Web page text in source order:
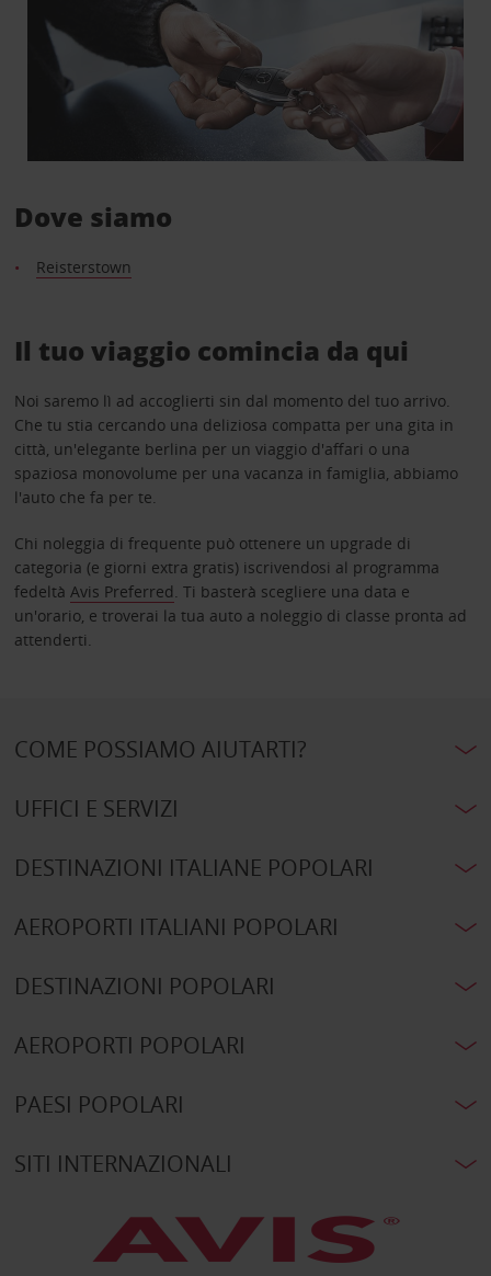
Dove siamo
Reisterstown
Il tuo viaggio comincia da qui
Noi saremo lì ad accoglierti sin dal momento del tuo arrivo.
Che tu stia cercando una deliziosa compatta per una gita in
città, un'elegante berlina per un viaggio d'affari o una
spaziosa monovolume per una vacanza in famiglia, abbiamo
l'auto che fa per te.
Chi noleggia di frequente può ottenere un upgrade di
categoria (e giorni extra gratis) iscrivendosi al programma
fedeltà Avis Preferred. Ti basterà scegliere una data e
un'orario, e troverai la tua auto a noleggio di classe pronta ad
attenderti.
COME POSSIAMO AIUTARTI?
UFFICI E SERVIZI
DESTINAZIONI ITALIANE POPOLARI
AEROPORTI ITALIANI POPOLARI
DESTINAZIONI POPOLARI
AEROPORTI POPOLARI
PAESI POPOLARI
SITI INTERNAZIONALI